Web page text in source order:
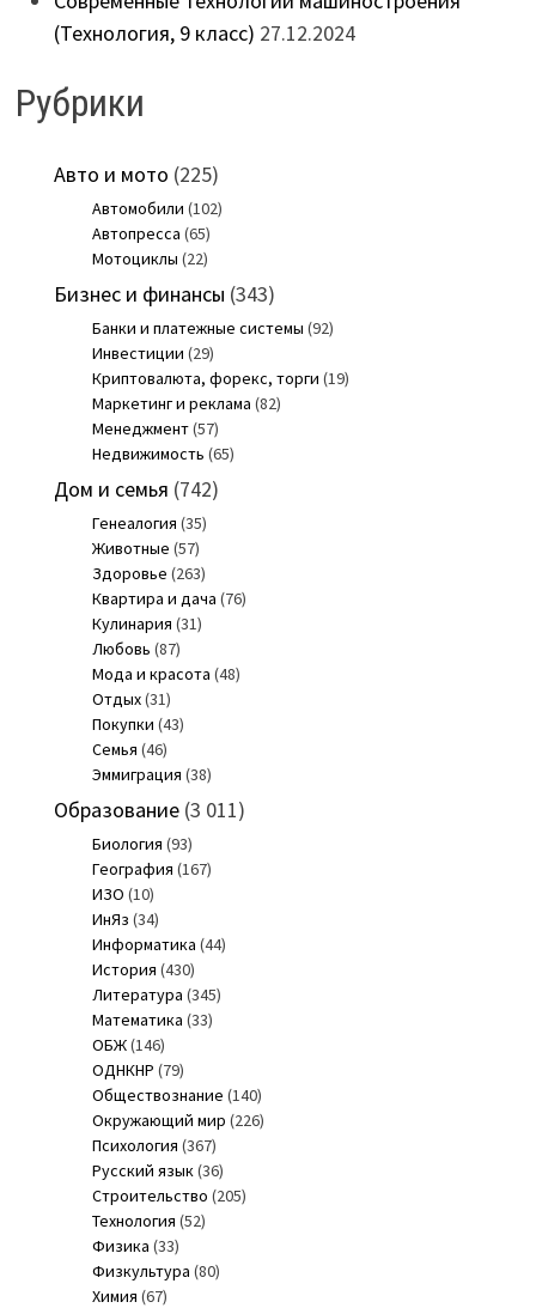
(Технология, 9 класс) 27.12.2024
Рубрики
Авто и мото (225)
Автомобили (102)
Автопресса (65)
Мотоциклы (22)
Бизнес и финансы (343)
Банки и платежные системы (92)
Инвестиции (29)
Криптовалюта, форекс, торги (19)
Маркетинг и реклама (82)
Менеджмент(57)
Недвижимость (65)
Дом и семья (742)
Генеалогия (35)
Животные (57)
Здоровье (263)
Квартира и дача (76)
Кулинария (31)
Любовь (87)
Мода и красота (48)
Отдых(31)
Покупки (43)
Семья (46)
Эммиграция (38)
Образование(3 011)
Биология (93)
География (167)
ИЗО (10)
ИнЯз (34)
Информатика (44)
История (430)
Литература (345)
Математика (33)
ОБЖ(146)
ОДНКНР (79)
Обществознание (140)
Окружающий мир (226)
Психология (367)
Русский язык(36)
Строительство (205)
Технология (52)
Физика (33)
Физкультура (80)
Химия (67)